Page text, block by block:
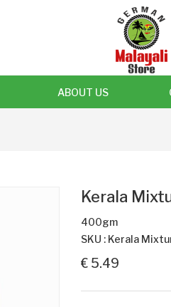
ABOUT US
Kerala
400gm
SKU : Kerala
€ 5.49